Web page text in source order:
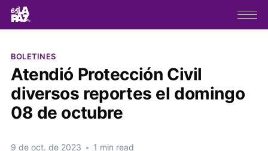
BOLETINES
Atendió Protección Civil
diversos reportes el domingo
08 de octubre
9 de oct. de 2023 • 1 min read